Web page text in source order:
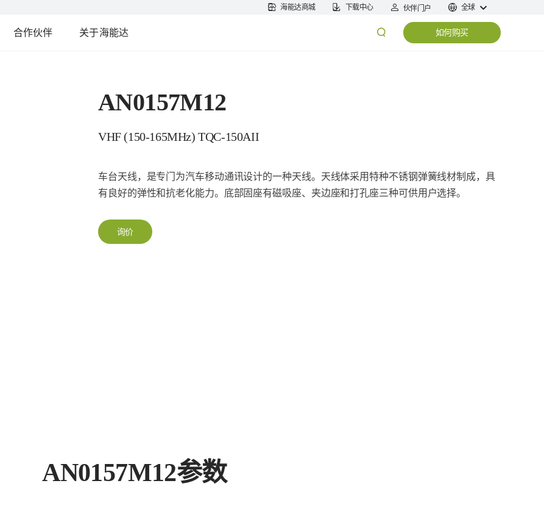
海能达商城 下载中心 伙伴门户 全球
合作伙伴 关于海能达 如何购买
AN0157M12
VHF (150-165MHz) TQC-150AII
车台天线，是专门为汽车移动通讯设计的一种天线。天线体采用特种不锈钢弹簧线材制成，具
有良好的弹性和抗老化能力。底部固座有磁吸座、夹边座和打孔座三种可供用户选择。
询价
AN0157M12参数